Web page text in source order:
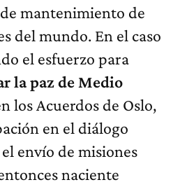
mantenimiento de
del mundo. En el caso
el esfuerzo para
la paz de Medio
los Acuerdos de Oslo,
en el diálogo
envío de misiones
naciente